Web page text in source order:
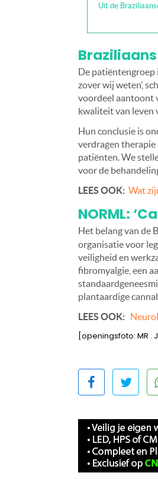
Uit de
De patiëntengroep
zover wij weten’,
voordeel aantoont
kwaliteit van leven
Hun conclusie is
verdragen
patiënten. We
voor de
LEES OOK: Wat
NORML:
Het belang van de
organisatie voor
veiligheid en
fibromyalgie, een
plantaardige
LEES OOK:
[openingsfoto: MR .